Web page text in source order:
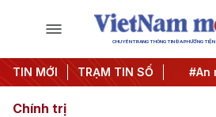
CHUYÊN TRANG THÔNG TIN ĐA PHƯƠNG TIỆN
TIN MỚI TRẠM TIN SỐ
#Căng thẳng Trung Đông #An
Chính trị